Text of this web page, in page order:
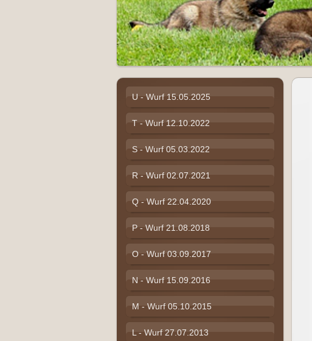
U - Wurf 15.05.2025
T - Wurf 12.10.2022
S - Wurf 05.03.2022
R - Wurf 02.07.2021
Q - Wurf 22.04.2020
P - Wurf 21.08.2018
O - Wurf 03.09.2017
N - Wurf 15.09.2016
M - Wurf 05.10.2015
L - Wurf 27.07.2013